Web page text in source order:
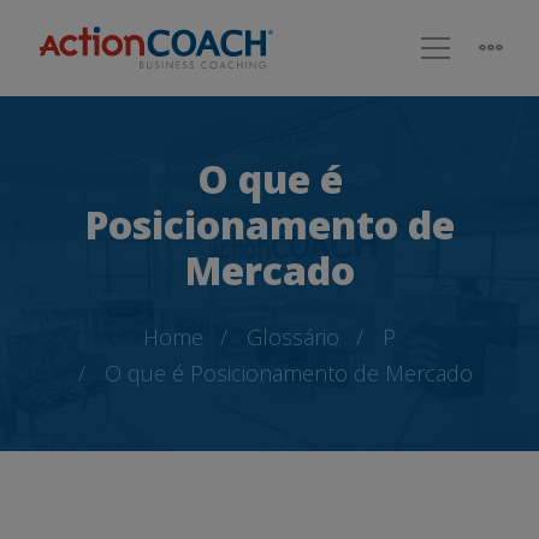
O que é
Posicionamento de
Mercado
Home Glossário
P
O que é Posicionamento de Mercado